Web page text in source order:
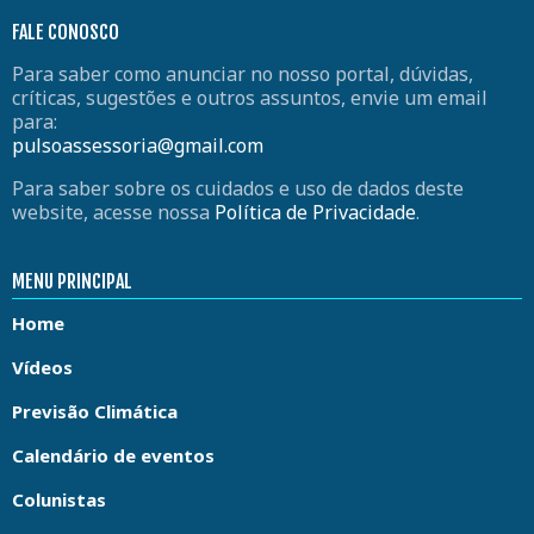
FALE CONOSCO
Para saber como anunciar no nosso portal, dúvidas,
críticas, sugestões e outros assuntos, envie um email
para:
pulsoassessoria@gmail.com
Para saber sobre os cuidados e uso de dados deste
website, acesse nossa Política de Privacidade.
MENU PRINCIPAL
Home
Vídeos
Previsão Climática
Calendário de eventos
Colunistas